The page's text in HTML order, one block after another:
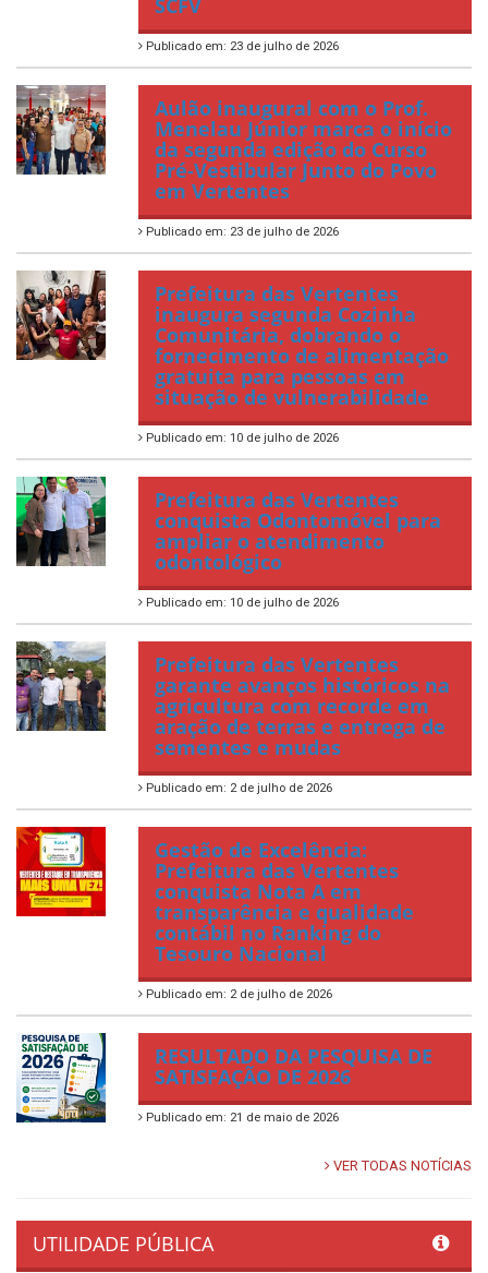
SCFV
Publicado em: 23 de julho de 2026
Aulão inaugural com o Prof.
Menelau Júnior marca o início
da segunda edição do Curso
Pré-Vestibular Junto do Povo
em Vertentes
Publicado em: 23 de julho de 2026
Prefeitura das Vertentes
inaugura segunda Cozinha
Comunitária, dobrando o
fornecimento de alimentação
gratuita para pessoas em
situação de vulnerabilidade
Publicado em: 10 de julho de 2026
Prefeitura das Vertentes
conquista Odontomóvel para
ampliar o atendimento
odontológico
Publicado em: 10 de julho de 2026
Prefeitura das Vertentes
garante avanços históricos na
agricultura com recorde em
aração de terras e entrega de
sementes e mudas
Publicado em: 2 de julho de 2026
Gestão de Excelência:
Prefeitura das Vertentes
conquista Nota A em
transparência e qualidade
contábil no Ranking do
Tesouro Nacional
Publicado em: 2 de julho de 2026
RESULTADO DA PESQUISA DE
SATISFAÇÃO DE 2026
Publicado em: 21 de maio de 2026
VER TODAS NOTÍCIAS
UTILIDADE PÚBLICA